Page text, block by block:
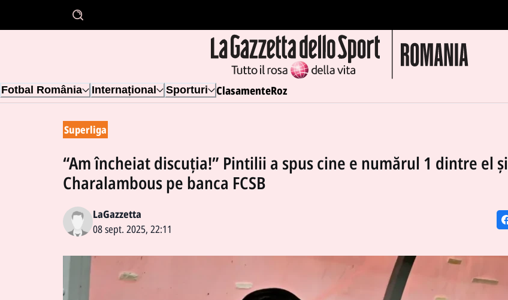
Fotbal România Internațional Sporturi ClasamenteRoz
Superliga
“Am încheiat discuția!” Pintilii a spus cine e numărul 1 dintre el și
Charalambous pe banca FCSB
LaGazzetta
08 sept. 2025, 22:11